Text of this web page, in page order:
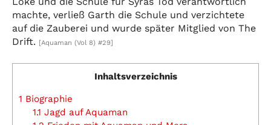
machte, verließ Garth die Schule und verzichtete
auf die Zauberei und wurde später Mitglied von The
Drift. [Aquaman (Vol 8) #29]
Inhaltsverzeichnis
1 Biographie
1.1 Jagd auf Aquaman